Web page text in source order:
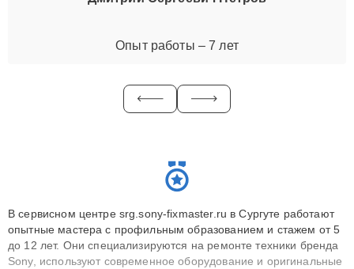
Опыт работы – 7 лет
В сервисном центре srg.sony-fixmaster.ru в Сургуте работают
опытные мастера с профильным образованием и стажем от 5
до 12 лет. Они специализируются на ремонте техники бренда
Sony, используют современное оборудование и оригинальные